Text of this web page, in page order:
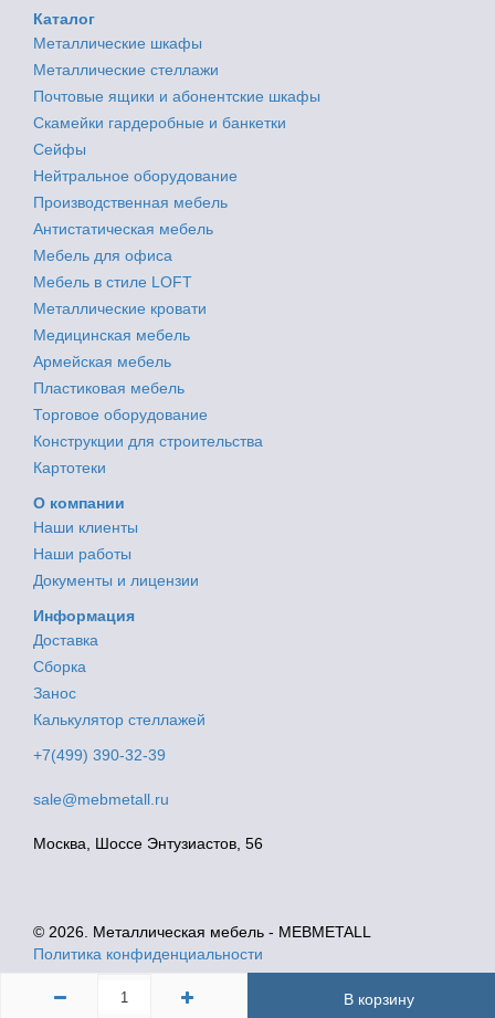
В корзину
Каталог
Металлические шкафы
Металлические стеллажи
Почтовые ящики и абонентские шкафы
Скамейки гардеробные и банкетки
Сейфы
Нейтральное оборудование
Производственная мебель
Антистатическая мебель
Мебель для офиса
Мебель в стиле LOFT
Металлические кровати
Медицинская мебель
Армейская мебель
Пластиковая мебель
Торговое оборудование
Конструкции для строительства
Картотеки
О компании
Наши клиенты
Наши работы
Документы и лицензии
Информация
Доставка
Сборка
Занос
Калькулятор стеллажей
+7(499) 390-32-39
sale@mebmetall.ru
Москва, Шоссе Энтузиастов, 56
© 2026. Металлическая мебель - MEBMETALL
Политика конфиденциальности